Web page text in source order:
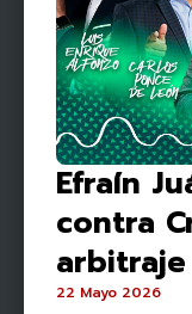
Efraín
contra
arbitraje
22 Mayo 2026